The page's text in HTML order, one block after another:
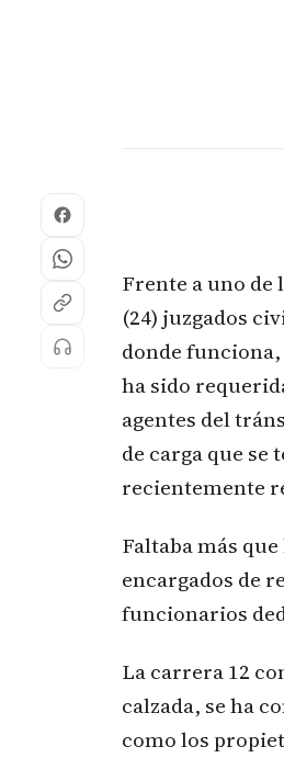
Frente a uno
(24) juzgados
donde funciona,
ha sido
agentes del
de carga que se
recientemente
Faltaba más
encargados de
funcionarios
La carrera 12
calzada, se ha
como los